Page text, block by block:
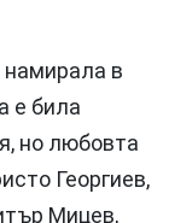
намирала в
е била
но любовта
Георгиев,
Мицев,